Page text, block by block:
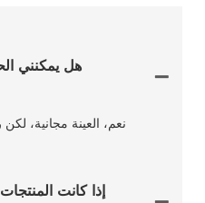
هل يمكنني
نعم، العينة مجانية،
إذا كانت